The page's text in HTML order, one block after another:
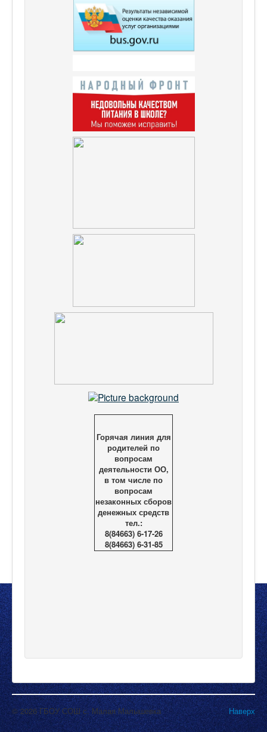
Горячая линия для
родителей по
вопросам
деятельности ОО,
в том числе по
вопросам
незаконных сборов
денежных средств
тел.:
8(84663) 6-17-26
8(84663) 6-31-85
Наверх
© 2026 ГБОУ СОШ с. Малая Малышевка